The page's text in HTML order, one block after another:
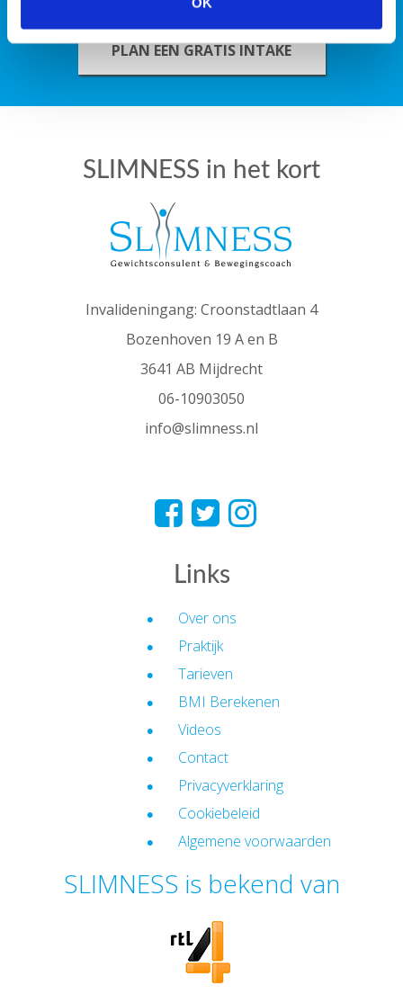
PLAN EEN GRATIS INTAKE
SLIMNESS in het kort
Invalideningang: Croonstadtlaan 4
Bozenhoven 19 A en B
3641 AB Mijdrecht
06-10903050
info@slimness.nl
Links
Over ons
Praktijk
Tarieven
BMI Berekenen
Videos
Contact
Privacyverklaring
Cookiebeleid
Algemene voorwaarden
SLIMNESS is bekend van